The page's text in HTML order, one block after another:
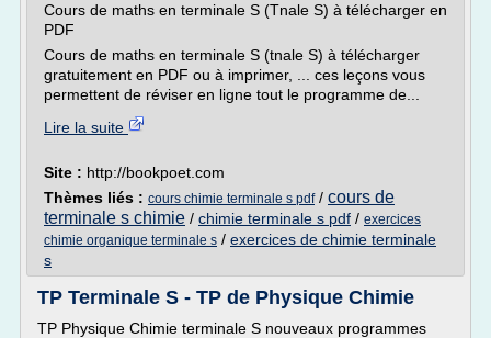
Cours de maths en terminale S (Tnale S) à télécharger en
PDF
Cours de maths en terminale S (tnale S) à télécharger
gratuitement en PDF ou à imprimer, ... ces leçons vous
permettent de réviser en ligne tout le programme de...
Lire la suite
Site : http://bookpoet.com
Thèmes liés : cours chimie terminale s pdf/ cours de
terminale s chimie / chimie terminale s pdf / exercices
chimie organique terminale s / exercices de chimie terminale
s
TP Terminale S - TP de Physique Chimie
TP Physique Chimie terminale S nouveaux programmes